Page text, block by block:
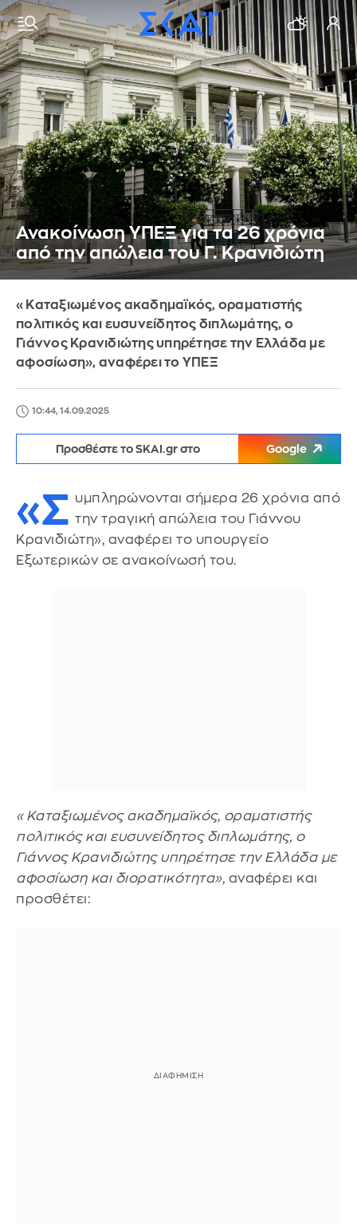
Ανακοίνωση ΥΠΕΞ για τα 26 χρόνια
από την απώλεια του Γ. Κρανιδιώτη
«Καταξιωμένος ακαδημαϊκός, οραματιστής
πολιτικός και ευσυνείδητος διπλωμάτης, ο
Γιάννος Κρανιδιώτης υπηρέτησε την Ελλάδα με
αφοσίωση», αναφέρει το ΥΠΕΞ
10:44, 14.09.2025
Προσθέστε το SKAI.gr στο Google
«Σ υμπληρώνονται σήμερα 26 χρόνια από
την τραγική απώλεια του Γιάννου
Κρανιδιώτη», αναφέρει το υπουργείο
Εξωτερικών σε ανακοίνωσή του.
«Καταξιωμένος ακαδημαϊκός, οραματιστής
πολιτικός και ευσυνείδητος διπλωμάτης, ο
Γιάννος Κρανιδιώτης υπηρέτησε την Ελλάδα με
αφοσίωση και διορατικότητα», αναφέρει και
προσθέτει: